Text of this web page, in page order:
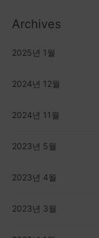
Archives
2025년 1월
2024년 12월
2024년 11월
2023년 5월
2023년 4월
2023년 3월